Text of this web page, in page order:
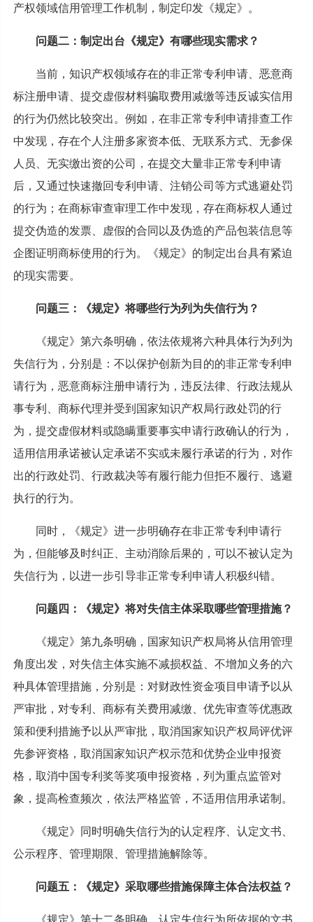
产权领域信用管理工作机制，制定印发《规定》。
问题二：制定出台《规定》有哪些现实需求？
当前，知识产权领域存在的非正常专利申请、恶意商
标注册申请、提交虚假材料骗取费用减缴等违反诚实信用
的行为仍然比较突出。例如，在非正常专利申请排查工作
中发现，存在个人注册多家资本低、无联系方式、无参保
人员、无实缴出资的公司，在提交大量非正常专利申请
后，又通过快速撤回专利申请、注销公司等方式逃避处罚
的行为；在商标审查审理工作中发现，存在商标权人通过
提交伪造的发票、虚假的合同以及伪造的产品包装信息等
企图证明商标使用的行为。《规定》的制定出台具有紧迫
的现实需要。
问题三：《规定》将哪些行为列为失信行为？
《规定》第六条明确，依法依规将六种具体行为列为
失信行为，分别是：不以保护创新为目的的非正常专利申
请行为，恶意商标注册申请行为，违反法律、行政法规从
事专利、商标代理并受到国家知识产权局行政处罚的行
为，提交虚假材料或隐瞒重要事实申请行政确认的行为，
适用信用承诺被认定承诺不实或未履行承诺的行为，对作
出的行政处罚、行政裁决等有履行能力但拒不履行、逃避
执行的行为。
同时，《规定》进一步明确存在非正常专利申请行
为，但能够及时纠正、主动消除后果的，可以不被认定为
失信行为，以进一步引导非正常专利申请人积极纠错。
问题四：《规定》将对失信主体采取哪些管理措施？
《规定》第九条明确，国家知识产权局将从信用管理
角度出发，对失信主体实施不减损权益、不增加义务的六
种具体管理措施，分别是：对财政性资金项目申请予以从
严审批，对专利、商标有关费用减缴、优先审查等优惠政
策和便利措施予以从严审批，取消国家知识产权局评优评
先参评资格，取消国家知识产权示范和优势企业申报资
格，取消中国专利奖等奖项申报资格，列为重点监管对
象，提高检查频次，依法严格监管，不适用信用承诺制。
《规定》同时明确失信行为的认定程序、认定文书、
公示程序、管理期限、管理措施解除等。
问题五：《规定》采取哪些措施保障主体合法权益？
《规定》第十二条明确，认定失信行为所依据的文书